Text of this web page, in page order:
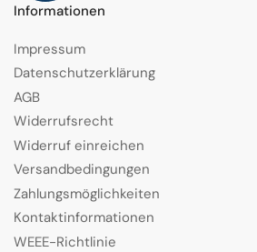
Informationen
Impressum
Datenschutzerklärung
AGB
Widerrufsrecht
Widerruf einreichen
Versandbedingungen
Zahlungsmöglichkeiten
Kontaktinformationen
WEEE-Richtlinie